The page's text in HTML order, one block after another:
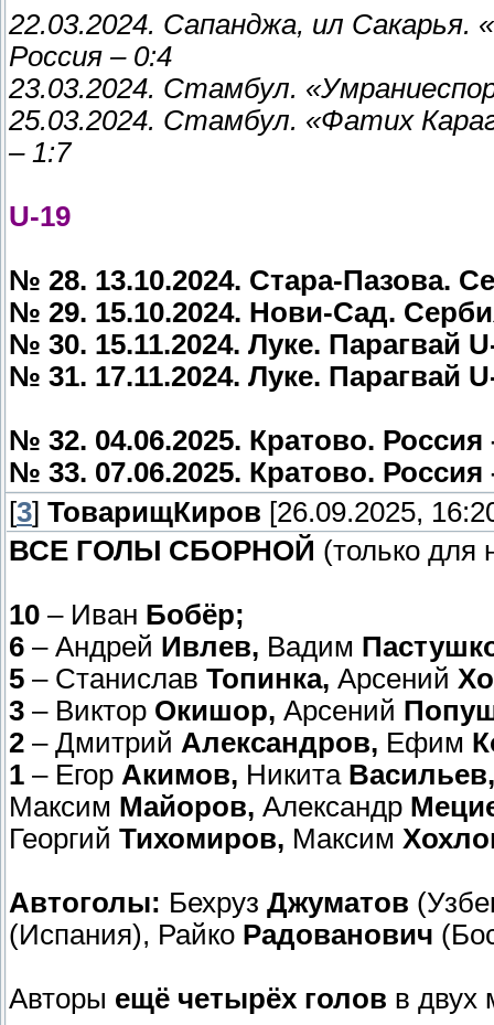
22.03.2024. Сапанджа, ил
Россия – 0:4
23.03.2024. Стамбул.
25.03.2024. Стамбул. «Фатих
– 1:7
U-19
№ 28. 13.10.2024. Стара-Пазова.
№ 29. 15.10.2024. Нови-Сад.
№ 30. 15.11.2024. Луке. Парагвай
№ 31. 17.11.2024. Луке. Парагвай
№ 32. 04.06.2025. Кратово.
№ 33. 07.06.2025. Кратово.
[3] ТоварищКиров [26.09.2025,
ВСЕ ГОЛЫ СБОРНОЙ (только для
10 – Иван Бобёр;
6 – Андрей Ивлев, Вадим
5 – Станислав Топинка, Арсений
3 – Виктор Окишор, Арсений
2 – Дмитрий Александров, Ефим
1 – Егор Акимов, Никита Васильев,
Максим Майоров, Александр
Георгий Тихомиров, Максим
Автоголы: Бехруз Джуматов
(Испания), Райко Радованович
Авторы ещё четырёх голов в двух